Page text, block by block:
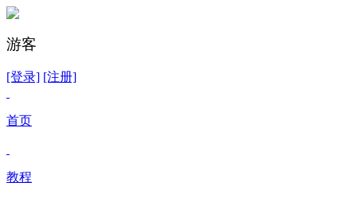
游客
[登录] [注册]
首页
教程